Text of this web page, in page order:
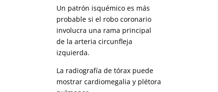
Un patrón isquémico es más
probable si el robo coronario
involucra una rama principal
de la arteria circunfleja
izquierda.
La radiografía de tórax puede
mostrar cardiomegalia y plétora